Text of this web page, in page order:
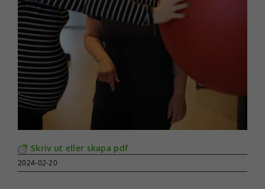
Skriv ut eller skapa pdf
2024-02-20